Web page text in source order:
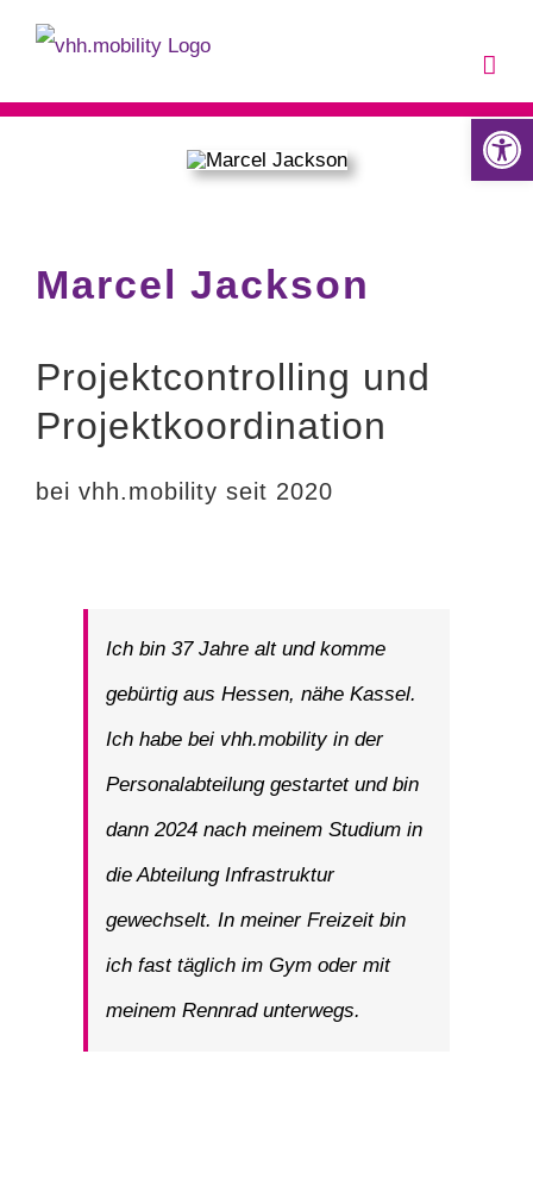
Zum
springen
Marcel Jackson
Projektcontrolling und
Projektkoordination
bei vhh.mobility seit 2020
Ich bin 37 Jahre alt und komme
gebürtig aus Hessen, nähe Kassel.
Ich habe bei vhh.mobility in der
Personalabteilung gestartet und bin
dann 2024 nach meinem Studium in
die Abteilung Infrastruktur
gewechselt. In meiner Freizeit bin
ich fast täglich im Gym oder mit
meinem Rennrad unterwegs.